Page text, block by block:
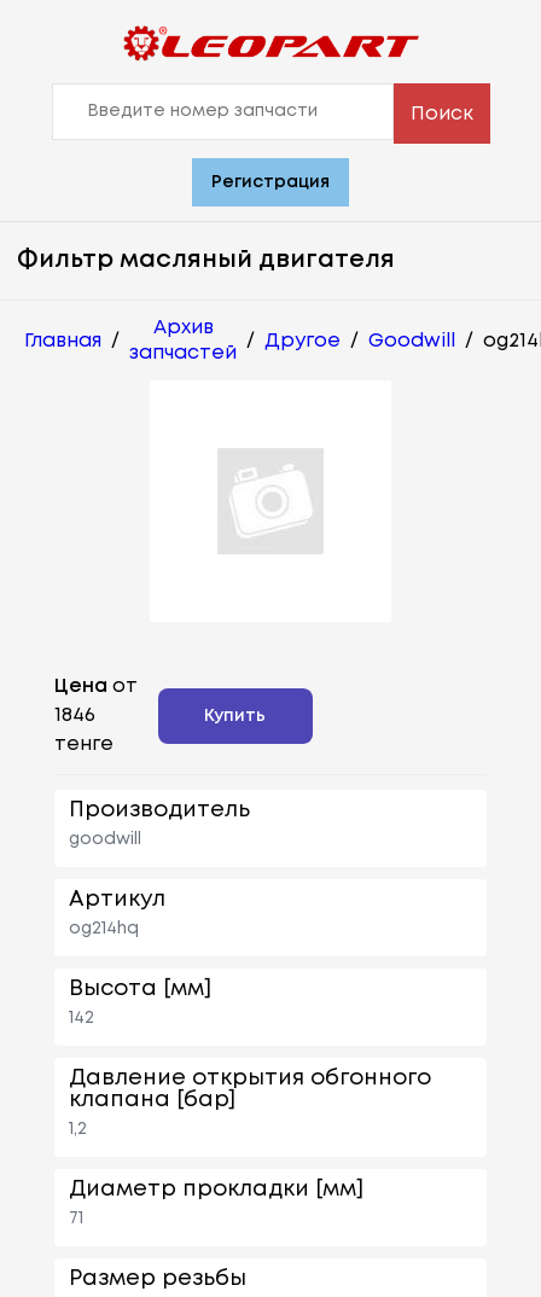
Поиск
Регистрация
Фильтр масляный двигателя
Главная /
Архив
запчастей
/ Другое / Goodwill /
Цена от
1846
тенге
Купить
Производитель
goodwill
Артикул
og214hq
Высота [мм]
142
Давление открытия обгонного
клапана [бар]
1,2
Диаметр прокладки [мм]
71
Размер резьбы